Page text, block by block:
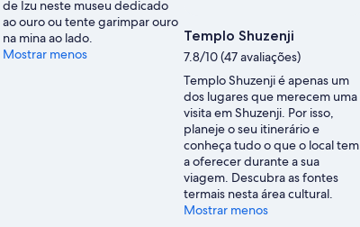
de Izu neste museu dedicado
ao ouro ou tente garimpar ouro
na mina ao lado.
Mostrar menos
Templo Shuzenji
7.8/10 (47 avaliações)
Templo Shuzenji é apenas um
dos lugares que merecem uma
visita em Shuzenji. Por isso,
planeje o seu itinerário e
conheça tudo o que o local tem
a oferecer durante a sua
viagem. Descubra as fontes
termais nesta área cultural.
Mostrar menos